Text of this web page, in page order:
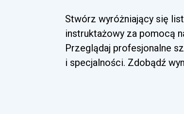
Stwórz wyróżniający się
instruktażowy za pomocą
Przeglądaj profesjonalne
i specjalności. Zdobądź